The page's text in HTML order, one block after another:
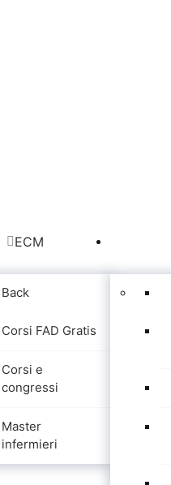
ECM
Back
Corsi FAD Gratis
Corsi e
congressi
Master
infermieri